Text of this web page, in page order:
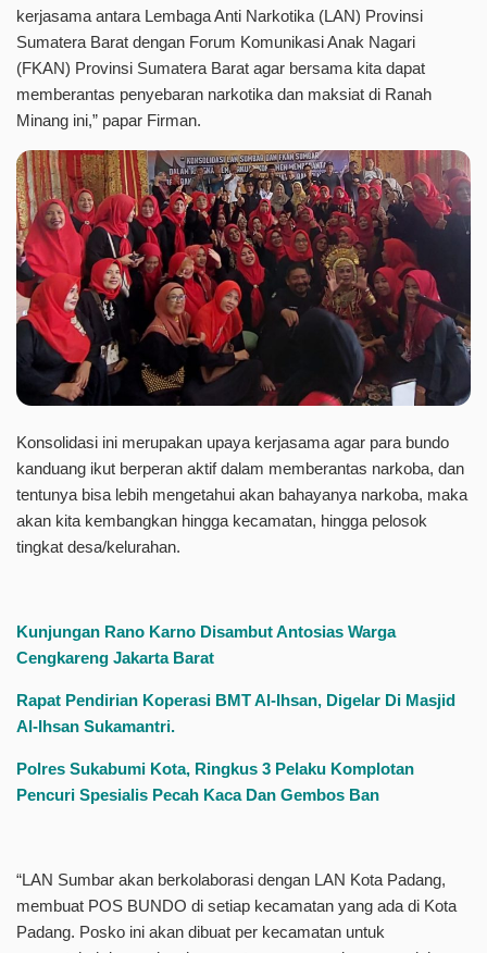
kerjasama antara Lembaga Anti Narkotika (LAN) Provinsi
Sumatera Barat dengan Forum Komunikasi Anak Nagari
(FKAN) Provinsi Sumatera Barat agar bersama kita dapat
memberantas penyebaran narkotika dan maksiat di Ranah
Minang ini,” papar Firman.
Konsolidasi ini merupakan upaya kerjasama agar para bundo
kanduang ikut berperan aktif dalam memberantas narkoba, dan
tentunya bisa lebih mengetahui akan bahayanya narkoba, maka
akan kita kembangkan hingga kecamatan, hingga pelosok
tingkat desa/kelurahan.
Kunjungan Rano Karno Disambut Antosias Warga
Cengkareng Jakarta Barat
Rapat Pendirian Koperasi BMT Al-Ihsan, Digelar Di Masjid
Al-Ihsan Sukamantri.
Polres Sukabumi Kota, Ringkus 3 Pelaku Komplotan
Pencuri Spesialis Pecah Kaca Dan Gembos Ban
“LAN Sumbar akan berkolaborasi dengan LAN Kota Padang,
membuat POS BUNDO di setiap kecamatan yang ada di Kota
Padang. Posko ini akan dibuat per kecamatan untuk